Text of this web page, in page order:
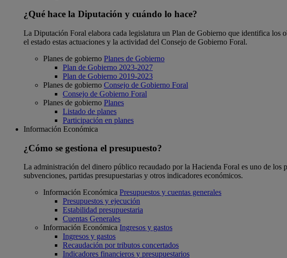
¿Qué hace la Diputación y cuándo lo hace?
La Diputación Foral elabora cada legislatura un Plan de Gobierno que identifica los
el estado estas actuaciones y la actividad del Consejo de Gobierno Foral.
Planes de gobierno Planes de Gobierno
Plan de Gobierno 2023-2027
Plan de Gobierno 2019-2023
Planes de gobierno Consejo de Gobierno Foral
Consejo de Gobierno Foral
Planes de gobierno Planes
Listado de planes
Participación en planes
Información Económica
¿Cómo se gestiona el presupuesto?
La administración del dinero público recaudado por la Hacienda Foral es uno de
subvenciones, partidas presupuestarias y otros indicadores económicos.
Información Económica Presupuestos y cuentas generales
Presupuestos y ejecución
Estabilidad presupuestaria
Cuentas Generales
Información Económica Ingresos y gastos
Ingresos y gastos
Recaudación por tributos concertados
Indicadores financieros y presupuestarios